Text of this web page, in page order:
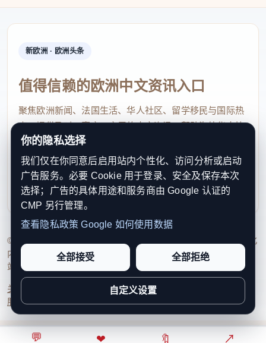
💬 ❤ 🔖 ↗
新欧洲 · 欧洲头条
值得信赖的欧洲中文资讯入口
聚焦欧洲新闻、法国生活、华人社区、留学移民与国际热
点，提供及时、真实、实用的中文资讯，帮助海外华人快
速了解欧洲动态。
contact@xinouzhou.com
服务支持、版权与合作：工作日优先处理站务、投稿与权
利通知
© 2026 新欧洲·欧洲头条. All Rights Reserved. 本网站持续优化
内容透明度、联系方式与用户权利说明，以提升品牌信任感和
站点完整度。
关于我们 编辑规范日期归档隐私政策
服务条款联系我们
你的隐私选择
我们仅在你同意后启用站内个性化、访问分析或启动
广告服务。必要 Cookie 用于登录、安全及保存本次
选择；广告的具体用途和服务商由 Google 认证的
CMP 另行管理。
查看隐私政策 Google 如何使用数据
全部接受 全部拒绝
自定义设置
⌂ ◎ ↗ ○